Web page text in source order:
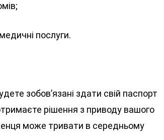
послуги.
зобов’язані здати свій паспорт
рішення з приводу вашого
може тривати в середньому